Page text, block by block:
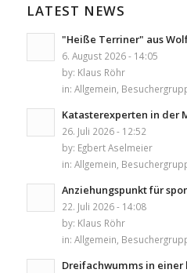
LATEST NEWS
"Heiße Terriner" aus
6. August 2026 - 14:05
by: Klaus Röhr
in: Allgemein
Katasterexperten in der
26. Juli 2026 - 12:52
by: Egbert Aselmeier
in: Allgemein
Anziehungspunkt für
22. Juli 2026 - 14:08
by: Klaus Röhr
in: Allgemein
Dreifachwumms in einer